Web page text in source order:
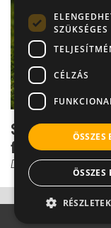
Szabad-e
focizni?
Dr. Boross György
SZÜKSÉGES
CÉLZÁS
ÖSSZES
ÖSSZES